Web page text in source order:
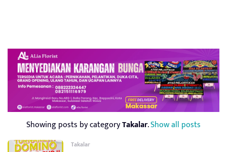
Showing posts by categoryTakalar.Show all posts
Takalar